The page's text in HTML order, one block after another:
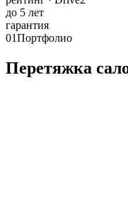
до 5 лет
гарантия
01Портфолио
Перетяжка